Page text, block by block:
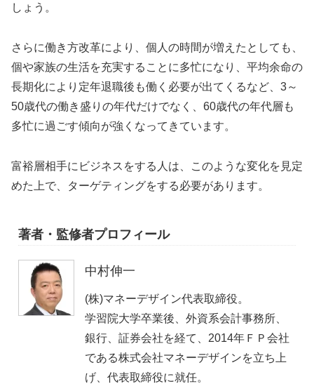
しょう。
さらに働き方改革により、個人の時間が増えたとしても、
個や家族の生活を充実することに多忙になり、平均余命の
長期化により定年退職後も働く必要が出てくるなど、3～
50歳代の働き盛りの年代だけでなく、60歳代の年代層も
多忙に過ごす傾向が強くなってきています。
富裕層相手にビジネスをする人は、このような変化を見定
めた上で、ターゲティングをする必要があります。
著者・監修者プロフィール
中村伸一
(株)マネーデザイン代表取締役。
学習院大学卒業後、外資系会計事務所、
銀行、証券会社を経て、2014年ＦＰ会社
である株式会社マネーデザインを立ち上
げ、代表取締役に就任。